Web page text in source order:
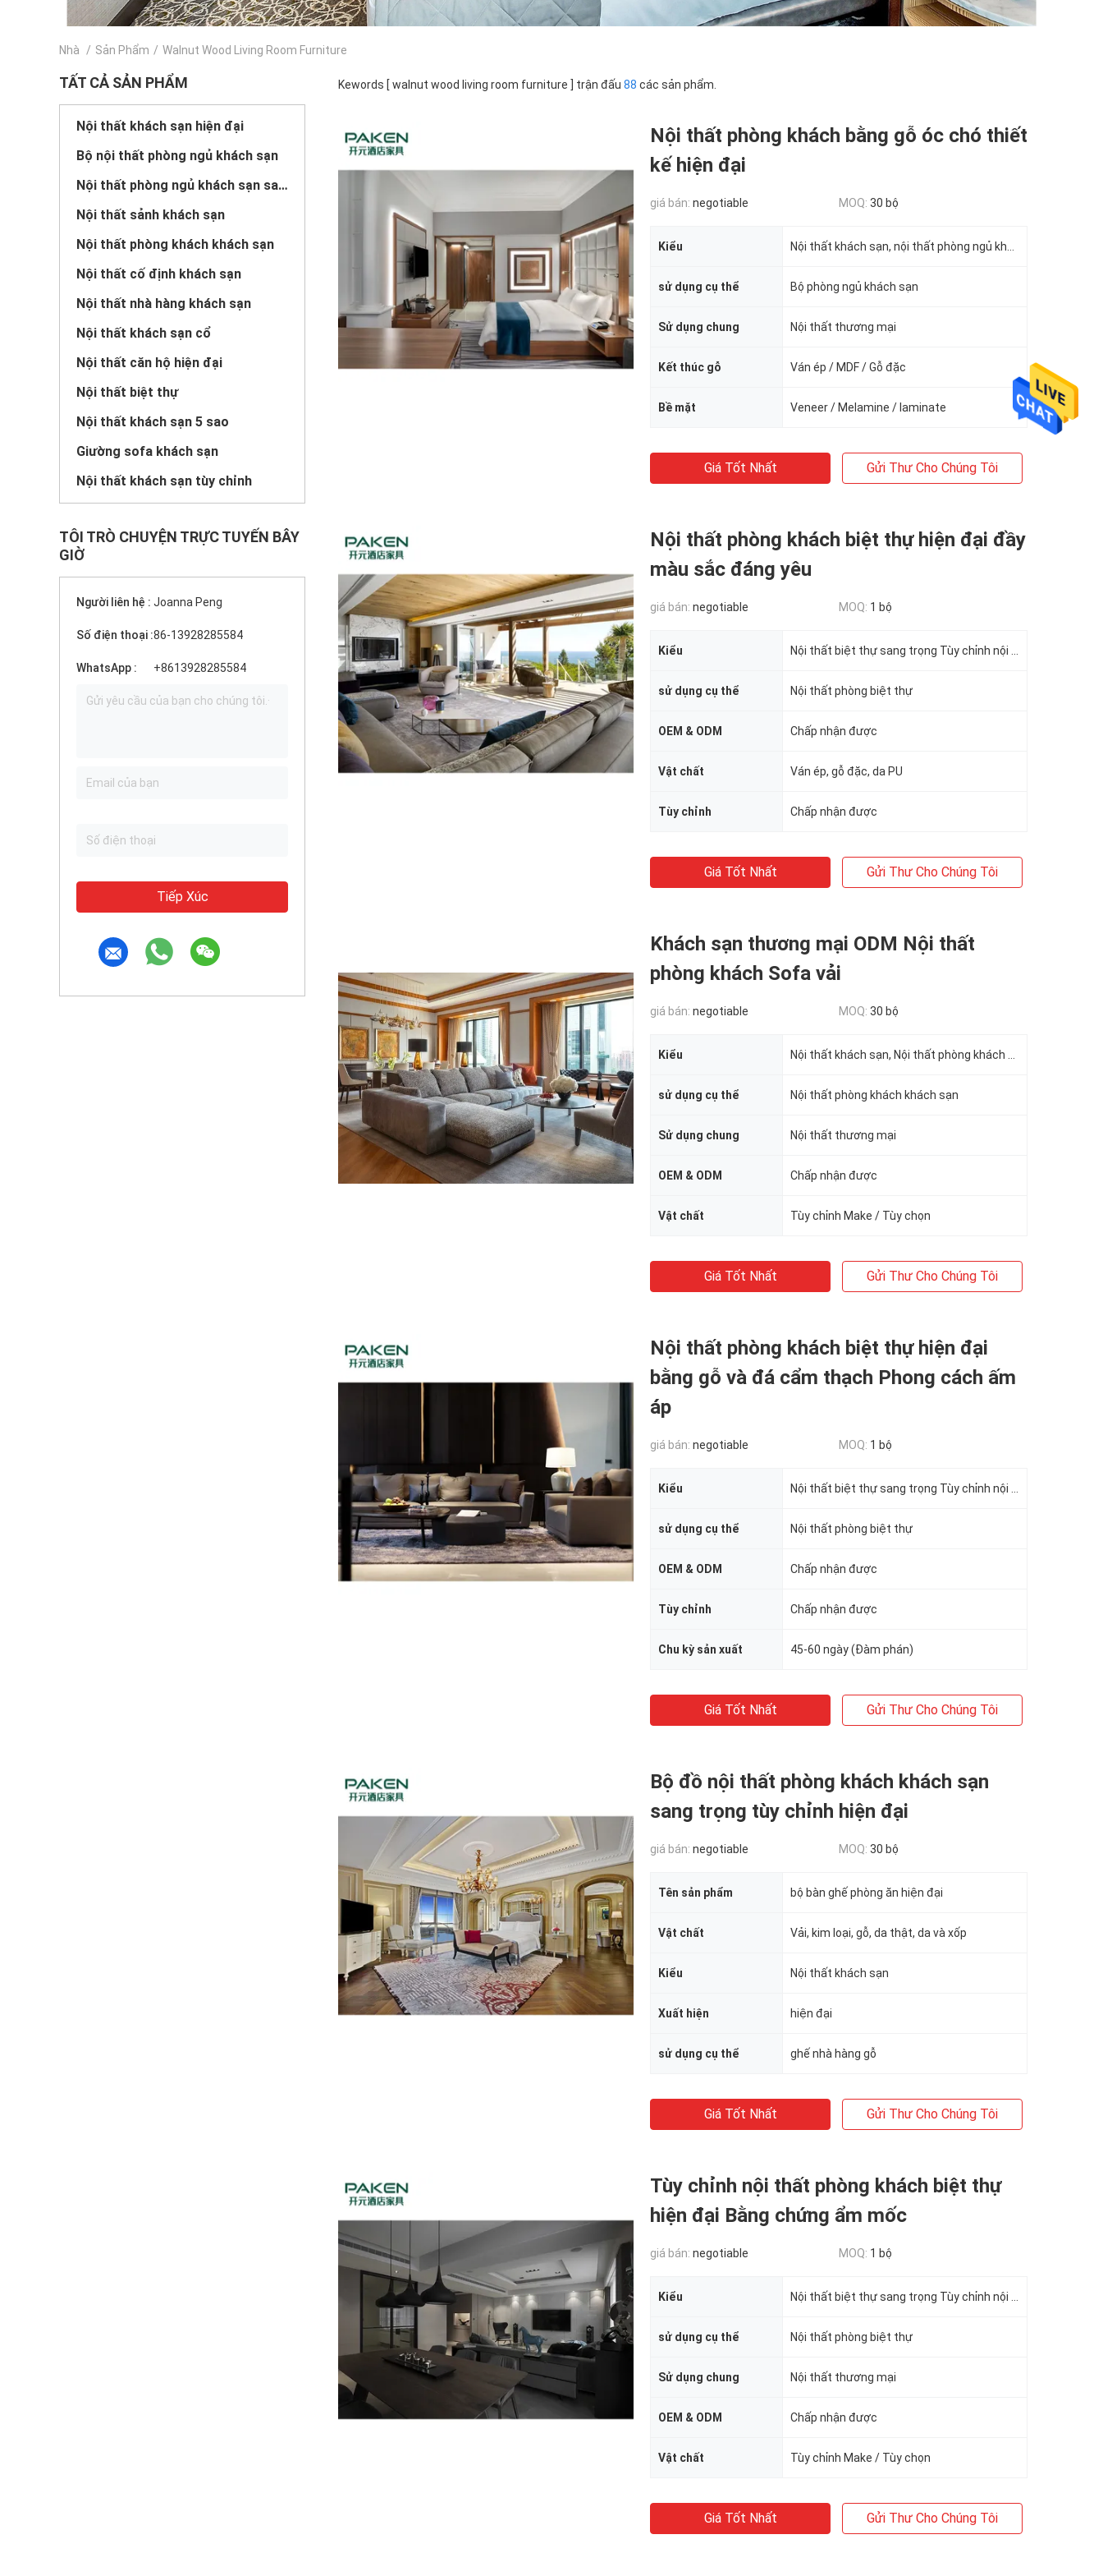
Nhà / Sản Phẩm / Walnut Wood Living Room Furniture
TẤT CẢ SẢN PHẨM
Nội thất khách sạn hiện đại
Bộ nội thất phòng ngủ khách sạn
Nội thất phòng ngủ khách sạn sang trọng
Nội thất sảnh khách sạn
Nội thất phòng khách khách sạn
Nội thất cố định khách sạn
Nội thất nhà hàng khách sạn
Nội thất khách sạn cổ
Nội thất căn hộ hiện đại
Nội thất biệt thự
Nội thất khách sạn 5 sao
Giường sofa khách sạn
Nội thất khách sạn tùy chỉnh
TÔI TRÒ CHUYỆN TRỰC TUYẾN BÂY
GIỜ
Người liên hệ : Joanna Peng
Số điện thoại :86-13928285584
WhatsApp : +8613928285584
Tiếp Xúc
Kewords [ walnut wood living room furniture ] trận đấu 88 các sản phẩm.
Nội thất phòng khách bằng gỗ óc chó thiết
kế hiện đại
giá bán: negotiable MOQ: 30 bộ
Kiểu
sử dụng cụ thể Bộ phòng ngủ khách sạn
Sử dụng chung Nội thất thương mại
Kết thúc gỗ Ván ép / MDF / Gỗ đặc
Bề mặt Veneer / Melamine / laminate
Giá Tốt Nhất Gửi Thư Cho Chúng Tôi
Nội thất phòng khách biệt thự hiện đại đầy
màu sắc đáng yêu
giá bán: negotiable MOQ: 1 bộ
Kiểu
sử dụng cụ thể Nội thất phòng biệt thự
OEM & ODM Chấp nhận được
Vật chất Ván ép, gỗ đặc, da PU
Tùy chỉnh Chấp nhận được
Giá Tốt Nhất Gửi Thư Cho Chúng Tôi
Khách sạn thương mại ODM Nội thất
phòng khách Sofa vải
giá bán: negotiable MOQ: 30 bộ
Kiểu
sử dụng cụ thể Nội thất phòng khách khách sạn
Sử dụng chung Nội thất thương mại
OEM & ODM Chấp nhận được
Vật chất Tùy chỉnh Make / Tùy chọn
Giá Tốt Nhất Gửi Thư Cho Chúng Tôi
Nội thất phòng khách biệt thự hiện đại
bằng gỗ và đá cẩm thạch Phong cách ấm
áp
giá bán: negotiable MOQ: 1 bộ
Kiểu
sử dụng cụ thể Nội thất phòng biệt thự
OEM & ODM Chấp nhận được
Tùy chỉnh Chấp nhận được
Chu kỳ sản xuất 45-60 ngày (Đàm phán)
Giá Tốt Nhất Gửi Thư Cho Chúng Tôi
Bộ đồ nội thất phòng khách khách sạn
sang trọng tùy chỉnh hiện đại
giá bán: negotiable MOQ: 30 bộ
Tên sản phẩm bộ bàn ghế phòng ăn hiện đại
Vật chất Vải, kim loại, gỗ, da thật, da và xốp
Kiểu Nội thất khách sạn
Xuất hiện hiện đại
sử dụng cụ thể ghế nhà hàng gỗ
Giá Tốt Nhất Gửi Thư Cho Chúng Tôi
Tùy chỉnh nội thất phòng khách biệt thự
hiện đại Bằng chứng ẩm mốc
giá bán: negotiable MOQ: 1 bộ
Kiểu
sử dụng cụ thể Nội thất phòng biệt thự
Sử dụng chung Nội thất thương mại
OEM & ODM Chấp nhận được
Vật chất Tùy chỉnh Make / Tùy chọn
Giá Tốt Nhất Gửi Thư Cho Chúng Tôi